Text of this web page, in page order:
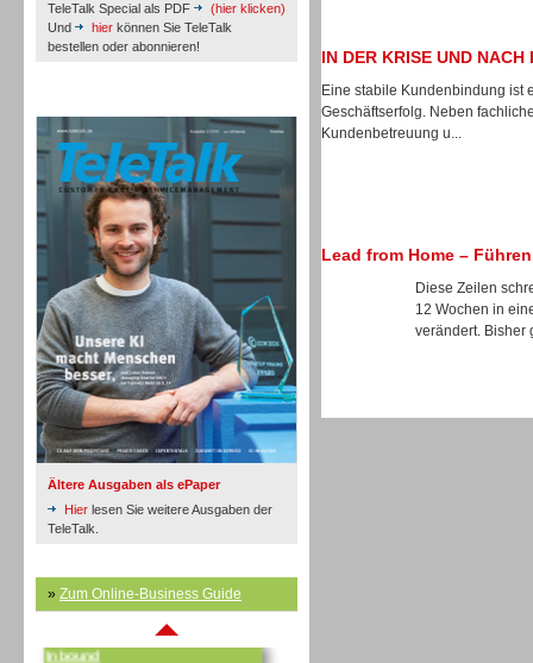
TeleTalk Special als PDF
(hier klicken)
Und
hier können Sie TeleTalk
bestellen oder abonnieren!
Ältere Ausgaben als ePaper
Hier lesen Sie weitere Ausgaben der
TeleTalk.
» Zum Online-Business Guide
Inbound
Inbound
IN DER KRISE UND NACH
Eine stabile Kundenbindung ist
Geschäftserfolg. Neben
Kundenbetreuung u...
Lead from Home –
Diese Zeilen
12 Wochen in
verändert. Bisher